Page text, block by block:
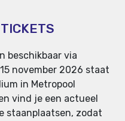
beschikbaar via
november 2026 staat
in Metropool
vind je een actueel
staanplaatsen, zodat